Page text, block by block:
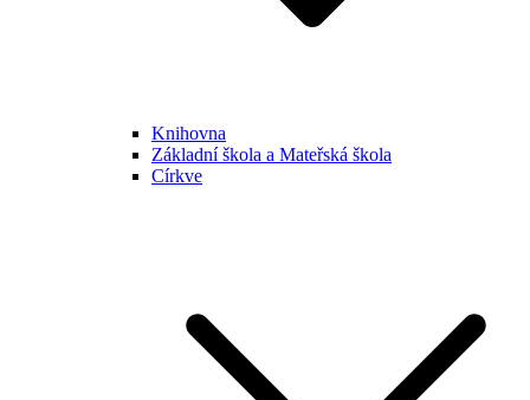
Knihovna
Základní škola a Mateřská škola
Církve